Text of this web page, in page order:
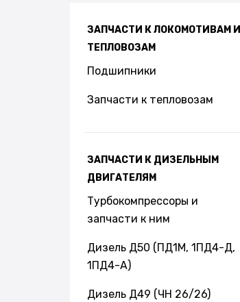
ЗАПЧАСТИ К ЛОКОМОТИВАМ И
ТЕПЛОВОЗАМ
Подшипники
Запчасти к тепловозам
ЗАПЧАСТИ К ДИЗЕЛЬНЫМ
ДВИГАТЕЛЯМ
Турбокомпрессоры и
запчасти к ним
Дизель Д50 (ПД1М, 1ПД4-Д,
1ПД4-А)
Дизель Д49 (ЧН 26/26)